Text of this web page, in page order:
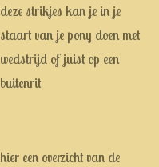
deze strikjes kan je in je
staart van je pony doen met
wedstrijd of juist op een
buitenrit
hier een overzicht van de